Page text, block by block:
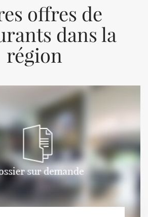
offres de
dans la
région